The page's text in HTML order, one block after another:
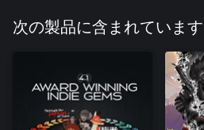
次の製品に含まれています